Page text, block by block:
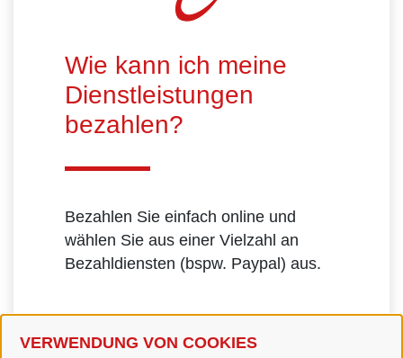
VERWENDUNG VON COOKIES
Wie kann ich meine
Dienstleistungen
bezahlen?
Bezahlen Sie einfach online und
wählen Sie aus einer Vielzahl an
Bezahldiensten (bspw. Paypal) aus.